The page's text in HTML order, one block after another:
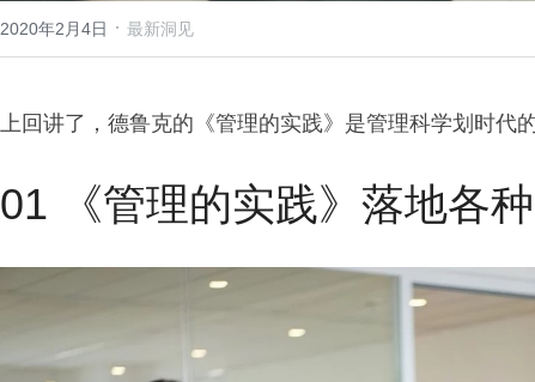
2020年2月4日 · 最新洞见
上回讲了，德鲁克的《管理的实践》是管理科学划时代
01 《管理的实践》落地各